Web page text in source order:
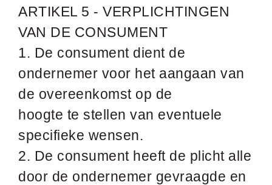
ARTIKEL 5 - VERPLICHTINGEN
VAN DE CONSUMENT
1. De consument dient de
ondernemer voor het aangaan van
de overeenkomst op de
hoogte te stellen van eventuele
specifieke wensen.
2. De consument heeft de plicht alle
door de ondernemer gevraagde en